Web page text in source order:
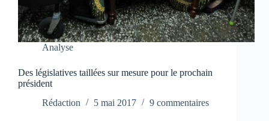
Analyse
Des législatives taillées sur mesure pour le prochain
président
Rédaction
5 mai 2017 9 commentaires